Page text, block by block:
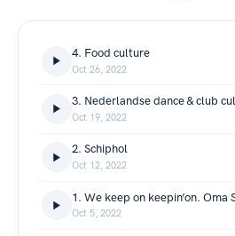
4. Food culture
Oct 26, 2022
3. Nederlandse dance & club
Oct 19, 2022
2. Schiphol
Oct 12, 2022
Oct 5, 2022